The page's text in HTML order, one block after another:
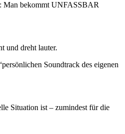
Man bekommt UNFASSBAR
und dreht lauter.
Sound­track des eige­nen
Situa­ti­on ist – zumin­dest für die